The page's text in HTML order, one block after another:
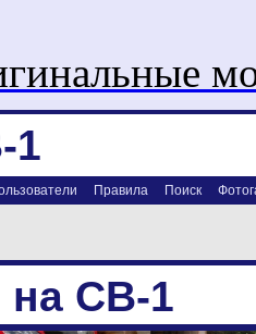
1
Правила Поиск
CB-1